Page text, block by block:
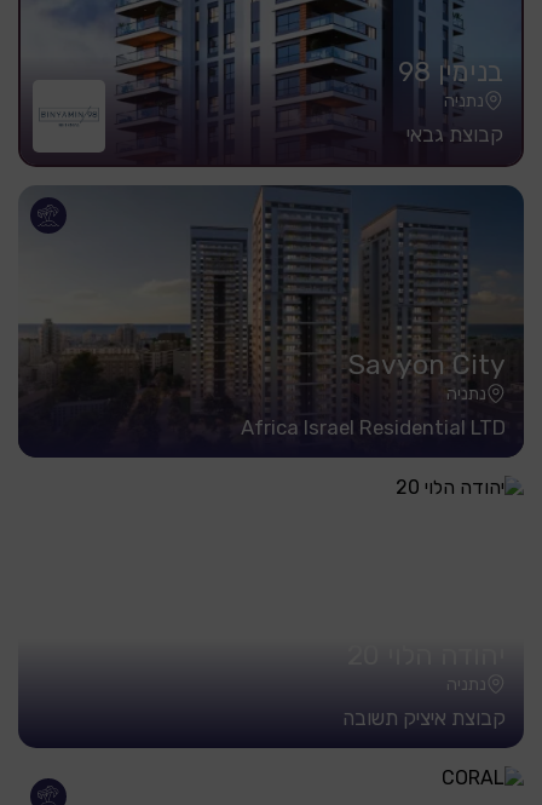
בנימין 98
נתניה
קבוצת גבאי
Savyon City
נתניה
Africa Israel Residential LTD
נתניה
קבוצת איציק תשובה